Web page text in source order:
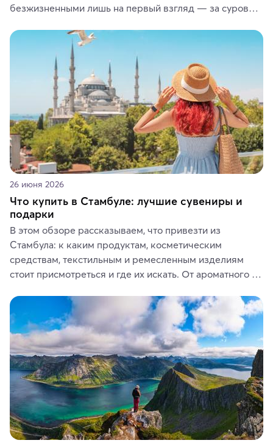
безжизненными лишь на первый взгляд — за суровой
животные и маршруты, которые дарят одни из самых
ярких впечатлений от путешествий.
26 июня 2026
Что купить в Стамбуле: лучшие сувениры и
подарки
В этом обзоре рассказываем, что привезти из
Стамбула: к каким продуктам, косметическим
средствам, текстильным и ремесленным изделиям
стоит присмотреться и где их искать. От ароматного
керамики и изделий из кожи на турецких рынках и в
аутентичных лавках — в подарок близким или себе на
память о путешествии.